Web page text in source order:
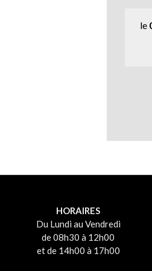
le
HORAIRES
Du Lundi au Vendredi
de 08h30 à 12h00
et de 14h00 à 17h00